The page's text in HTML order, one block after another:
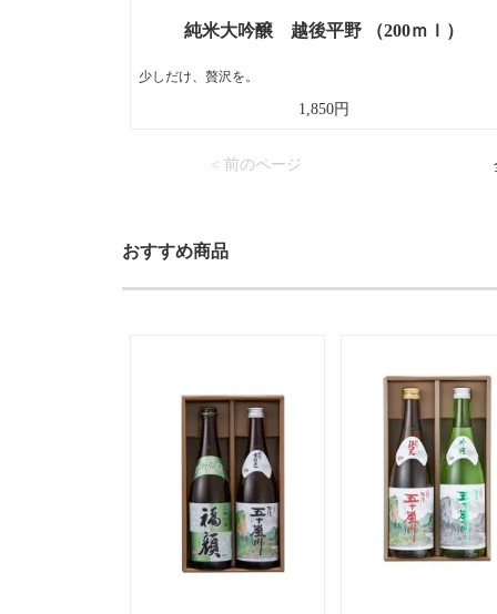
純米大吟醸 越後平野 （200ｍｌ）
少しだけ、贅沢を。
1,850円
< 前のページ
おすすめ商品